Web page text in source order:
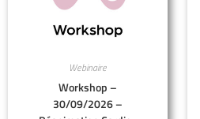
Webinaire
Workshop –
30/09/2026 –